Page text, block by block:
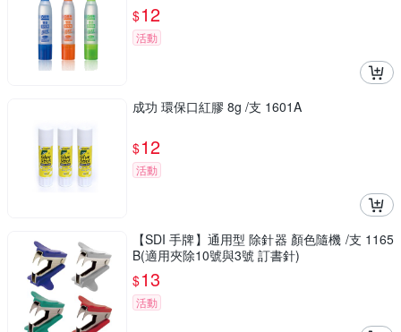
$12
活動
成功 環保口紅膠 8g /支 1601A
$12
活動
【SDI 手牌】通用型 除針器 顏色隨機 /支 1165
B(適用夾除10號與3號 訂書針)
$13
活動